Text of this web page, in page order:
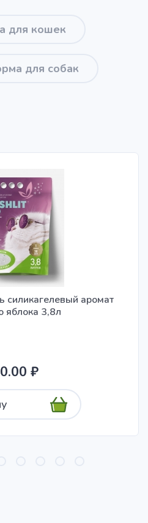
для кошек
для собак
силикагелевый аромат
яблока 3,8л
₽